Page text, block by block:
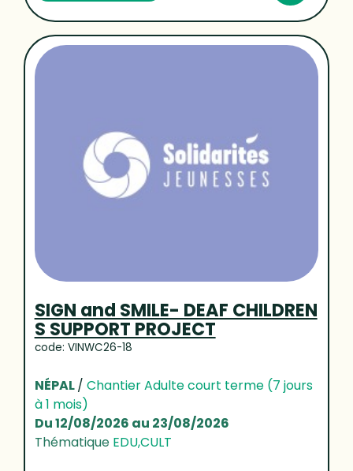
SIGN and SMILE- DEAF CHILDREN
S SUPPORT PROJECT
code: VINWC26-18
NÉPAL/ Chantier Adulte court terme (7 jours
à 1 mois)
Du 12/08/2026 au 23/08/2026
Thématique EDU,CULT